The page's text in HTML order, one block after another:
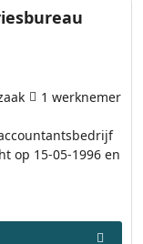
op 15-05-1996 en
1 werknemer